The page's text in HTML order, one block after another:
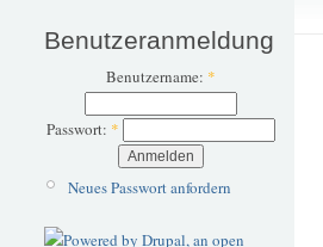
Benutzeranmeldung
Benutzername: *
Passwort: *
Neues Passwort anfordern